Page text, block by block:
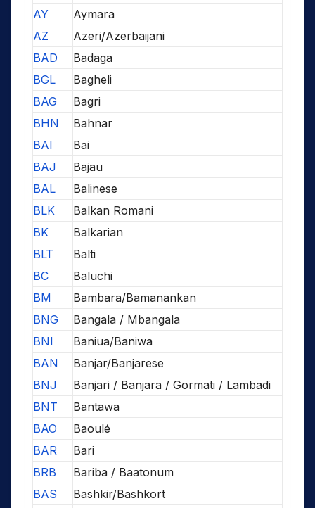
AY
Aymara
AZ
Azeri/Azerbaijani
BAD
Badaga
BGL
Bagheli
BAG
Bagri
BHN
Bahnar
BAI
Bai
BAJ
Bajau
BAL
Balinese
BLK
Balkan Romani
BK
Balkarian
BLT
Balti
BC
Baluchi
BM
Bambara/Bamanankan
BNG
Bangala / Mbangala
BNI
Baniua/Baniwa
BAN
Banjar/Banjarese
BNJ
Banjari / Banjara / Gormati / Lambadi
BNT
Bantawa
BAO
Baoulé
BAR
Bari
BRB
Bariba / Baatonum
BAS
Bashkir/Bashkort